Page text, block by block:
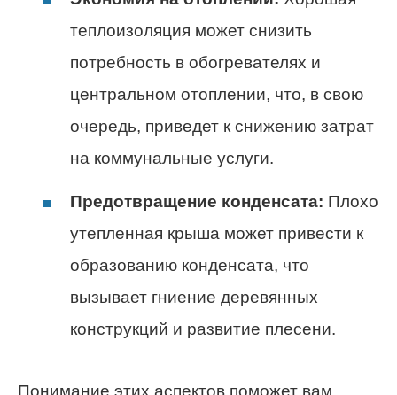
теплоизоляция может снизить
потребность в обогревателях и
центральном отоплении, что, в свою
очередь, приведет к снижению затрат
на коммунальные услуги.
Предотвращение конденсата: Плохо
утепленная крыша может привести к
образованию конденсата, что
вызывает гниение деревянных
конструкций и развитие плесени.
Понимание этих аспектов поможет вам